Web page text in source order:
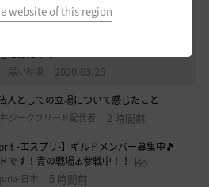
website of this region
黒い砂漠 2021.05.12
にあたって
黒い砂漠 2020.03.25
人としての立場について感じたこと
ジークフリード配信者 2 時間前
-エスプリ-】ギルドメンバー募集中🎵
です！青の戦場⚓参戦中！！
日本 5 時間前